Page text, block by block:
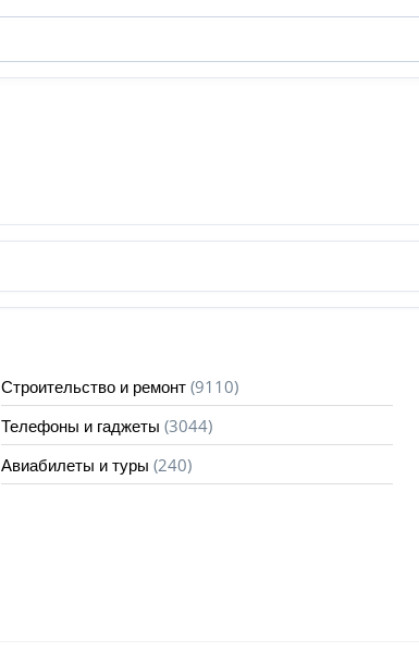
Строительство и ремонт (9110)
Телефоны и гаджеты (3044)
Авиабилеты и туры (240)